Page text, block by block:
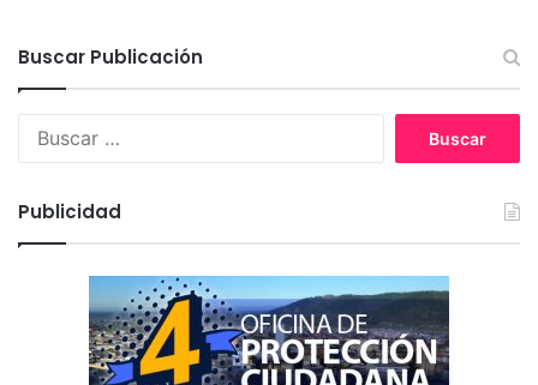
Buscar Publicación
r
:
Publicidad